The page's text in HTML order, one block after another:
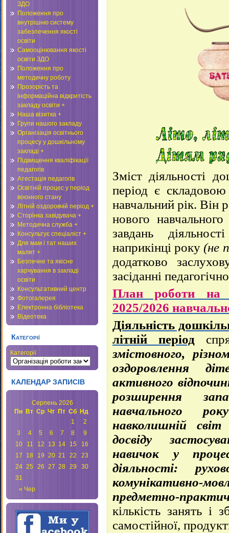
ЗДО
Положення про
внутрішню систему
забезпечення якості
освіти
Самооцінювання якості
освіти ЗДО
Положення про
методичну роботу
Прозорість та
інформаційна відкритість
закладу освіти +
Наша візитка +
Групи нашого закладу
Організація освітнього
процесу у дошкільному
закладі +
Підвищення кваліфікації
педагогів
Атестація педагогів
Освітній процес у період
воєнного стану
Літній оздоровчій період +
Сторінка завідувача +
Методична служба +
Консультує спеціаліст +
Для мам і тат наших
малят +
Безпечне та якісне
харчування в закладі
освіти
Консультативний центр
Фотогалерея
Електронна бібліотека
Відеотека
Категорії
Категорії
КАЛЕНДАР ЗАПИСІВ
Серпень 2026
Пн
Вт Ср Чт Пт Сб Нд
« Чер
1
2
3
4 5 6 7 8
9
10
11 12 13 14 15
16
17
18 19 20 21 22
23
24 25 26 27 28 29
30
31
Зміст діяльності
період є
навчальний рік. Він
нового
завдань
наприкінці року(не
додатково
засіданні
План роботи на
2025/2026
Діяльність
літній період
змістовного,
оздоровлення
активного
розширення
навчального
навколишній
досвіду
навичок у
діяльності:
комунікативно-
предметно-
кількість занять і
самостійної,